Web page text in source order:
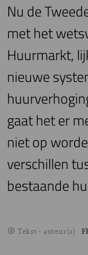
Nu de
met het
Huurmarkt,
nieuwe
gaat het er
niet op
verschillen
bestaande
Tekst - auteur(s)